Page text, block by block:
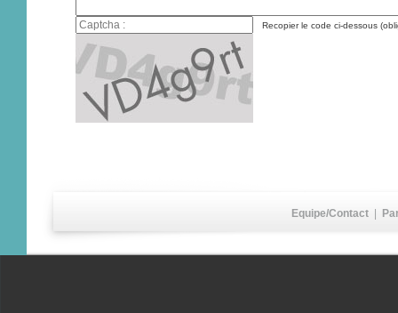
Recopier le code ci-dessous
Equipe/Contact